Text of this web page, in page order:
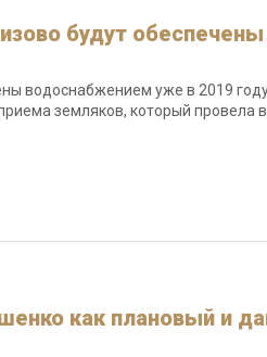
будут обеспечены
водоснабжением уже в 2019
земляков, который провела
как плановый и